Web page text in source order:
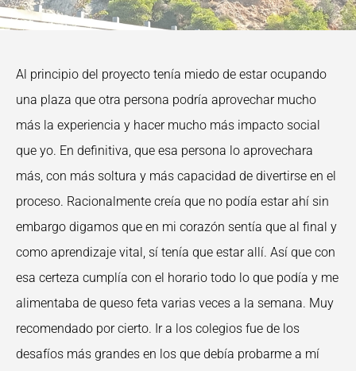
Al principio del proyecto tenía miedo de estar ocupando
una plaza que otra persona podría aprovechar mucho
más la experiencia y hacer mucho más impacto social
que yo. En definitiva, que esa persona lo aprovechara
más, con más soltura y más capacidad de divertirse en el
proceso. Racionalmente creía que no podía estar ahí sin
embargo digamos que en mi corazón sentía que al final y
como aprendizaje vital, sí tenía que estar allí. Así que con
esa certeza cumplía con el horario todo lo que podía y me
alimentaba de queso feta varias veces a la semana. Muy
recomendado por cierto. Ir a los colegios fue de los
desafíos más grandes en los que debía probarme a mí